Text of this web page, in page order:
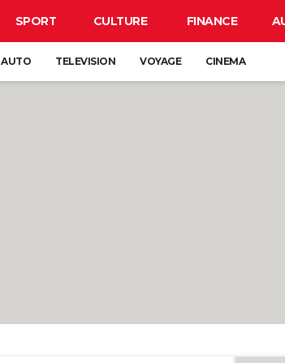
SPORT CULTURE FINANCE
AUTO TELEVISION VOYAGE CINEMA